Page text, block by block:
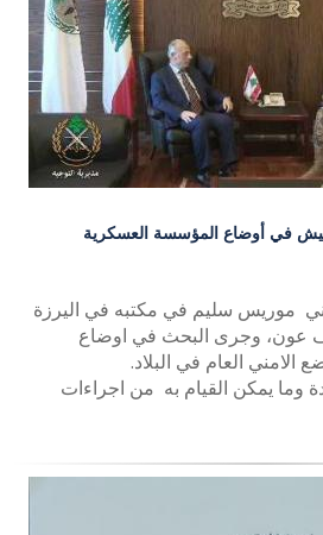
في أوضاع المؤسسة العسكرية
موريس سليم في مكتبه في اليرزة
عون، وجرى البحث في اوضاع
العام في البلاد.
وما يمكن القيام به من اجراءات